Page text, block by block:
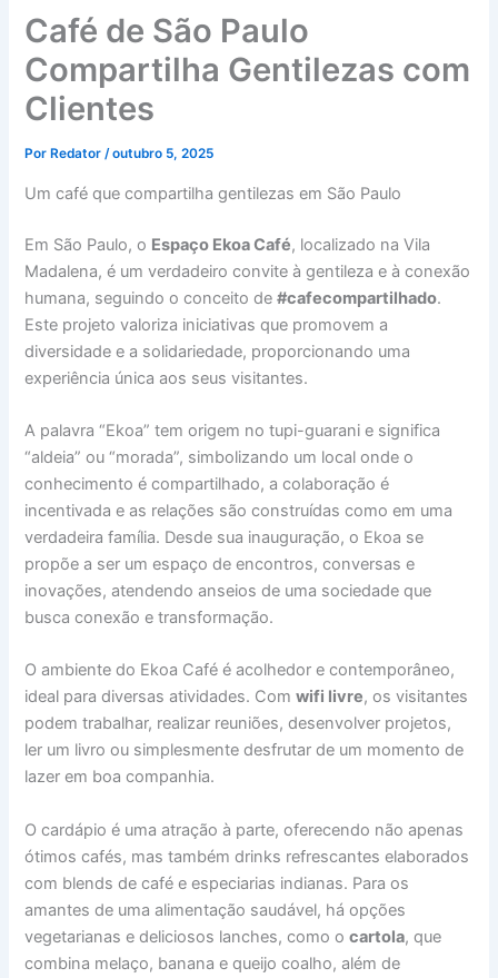
Café de São Paulo
Compartilha Gentilezas com
Clientes
Por Redator/outubro 5, 2025
Um café que compartilha gentilezas em São Paulo
Em São Paulo, o Espaço Ekoa Café, localizado na Vila
Madalena, é um verdadeiro convite à gentileza e à conexão
humana, seguindo o conceito de#cafecompartilhado.
Este projeto valoriza iniciativas que promovem a
diversidade e a solidariedade, proporcionando uma
experiência única aos seus visitantes.
A palavra “Ekoa” tem origem no tupi-guarani e significa
“aldeia” ou “morada”, simbolizando um local onde o
conhecimento é compartilhado, a colaboração é
incentivada e as relações são construídas como em uma
verdadeira família. Desde sua inauguração, o Ekoa se
propõe a ser um espaço de encontros, conversas e
inovações, atendendo anseios de uma sociedade que
busca conexão e transformação.
O ambiente do Ekoa Café é acolhedor e contemporâneo,
ideal para diversas atividades. Comwifi livre, os visitantes
podem trabalhar, realizar reuniões, desenvolver projetos,
ler um livro ou simplesmente desfrutar de um momento de
lazer em boa companhia.
O cardápio é uma atração à parte, oferecendo não apenas
ótimos cafés, mas também drinks refrescantes elaborados
com blends de café e especiarias indianas. Para os
amantes de uma alimentação saudável, há opções
vegetarianas e deliciosos lanches, como ocartola, que
combina melaço, banana e queijo coalho, além de